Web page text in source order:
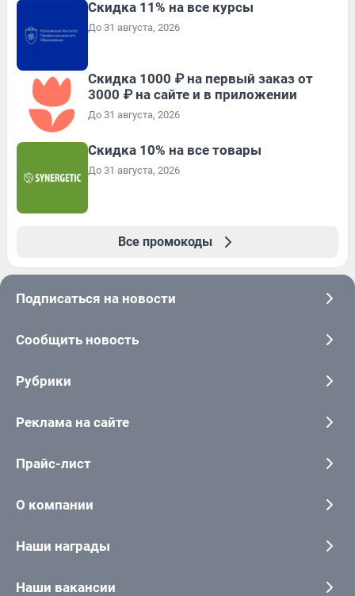
Скидка 11% на все курсы
До 31 августа, 2026
Скидка 1000 ₽ на первый заказ от
3000 ₽ на сайте и в приложении
До 31 августа, 2026
Скидка 10% на все товары
До 31 августа, 2026
Все промокоды
Подписаться на новости
Сообщить новость
Рубрики
Реклама на сайте
Прайс-лист
О компании
Наши награды
Наши вакансии